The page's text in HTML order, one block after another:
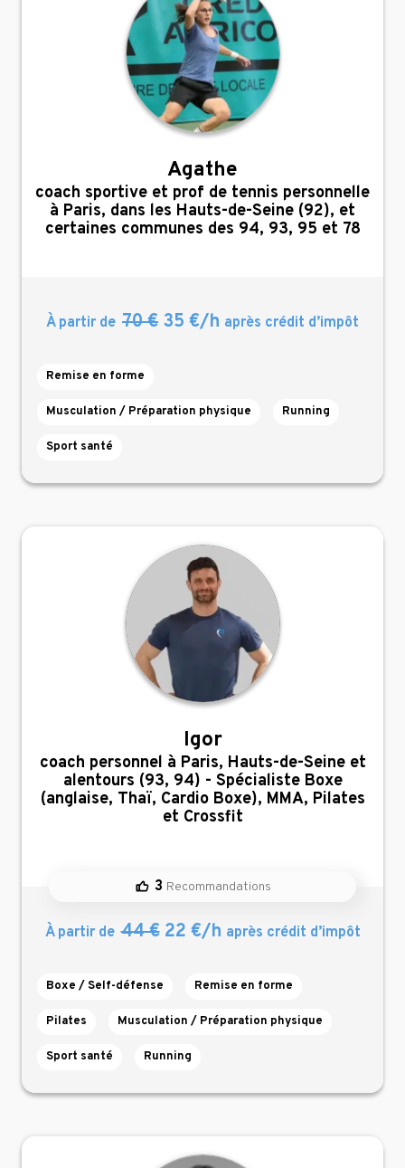
Agathe
,
coach sportive et prof de tennis personnelle
à Paris, dans les Hauts-de-Seine (92), et
certaines communes des 94, 93, 95 et 78
À partir de 70 € 35 €/h après crédit d’impôt
Remise en forme
Musculation / Préparation physique Running
Sport santé
Igor
,
coach personnel à Paris, Hauts-de-Seine et
alentours (93, 94) - Spécialiste Boxe
(anglaise, Thaï, Cardio Boxe), MMA, Pilates
et Crossfit
3 Recommandations
À partir de 44 €22 €/h après crédit d’impôt
Boxe / Self-défense Remise en forme
Pilates Musculation / Préparation physique
Sport santé Running